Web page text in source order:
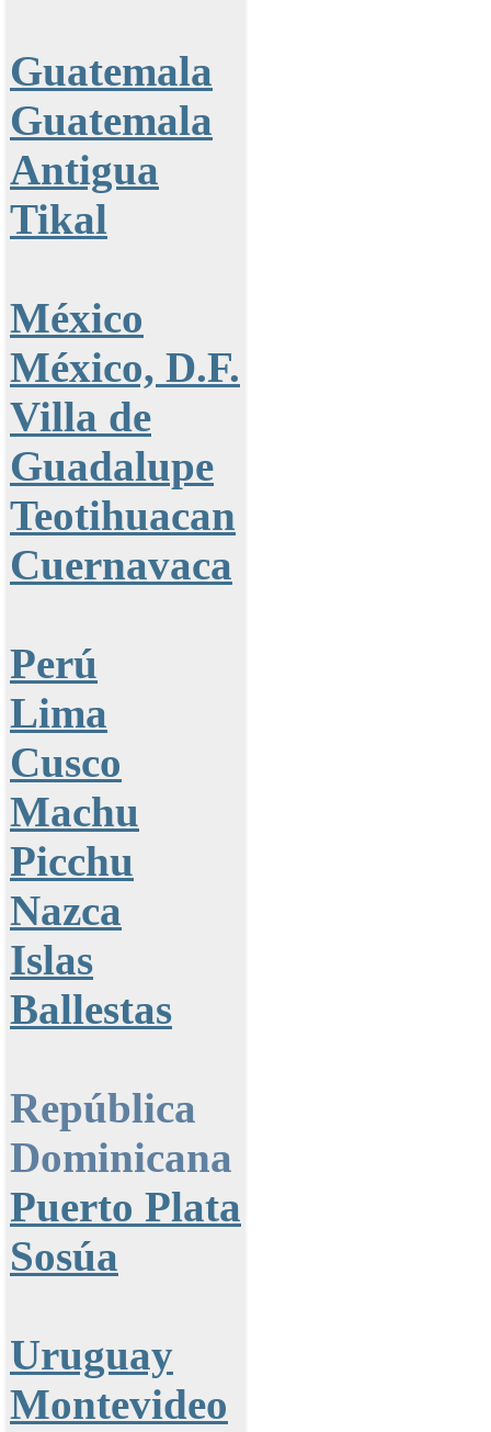
Guatemala
Guatemala
Antigua
Tikal
México
México, D.F.
Villa de
Guadalupe
Teotihuacan
Cuernavaca
Perú
Lima
Cusco
Machu
Picchu
Nazca
Islas
Ballestas
República
Dominicana
Puerto Plata
Sosúa
Uruguay
Montevideo